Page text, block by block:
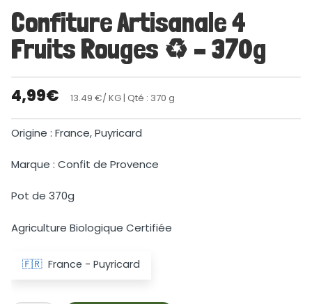
Confiture Artisanale 4
Fruits Rouges ♻ – 370g
4,99€ 13.49 €/ KG| Qté : 370 g
Origine : France, Puyricard
Marque : Confit de Provence
Pot de 370g
Agriculture Biologique Certifiée
🇫🇷 France - Puyricard